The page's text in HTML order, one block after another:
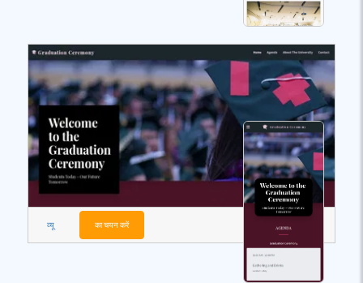
व्यू का चयन करें